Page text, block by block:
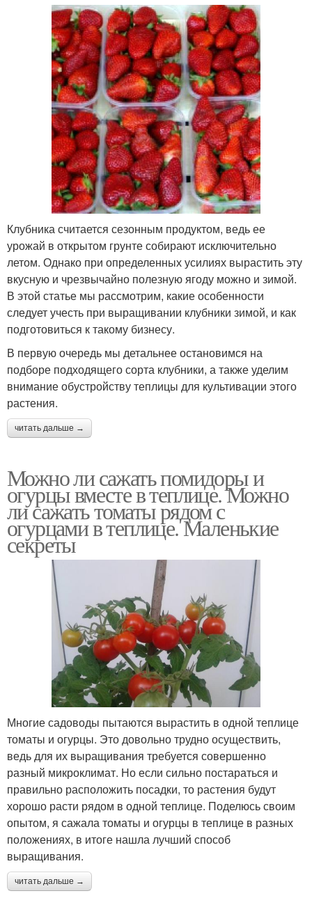
Клубника считается сезонным продуктом, ведь ее
урожай в открытом грунте собирают исключительно
летом. Однако при определенных усилиях вырастить эту
вкусную и чрезвычайно полезную ягоду можно и зимой.
В этой статье мы рассмотрим, какие особенности
следует учесть при выращивании клубники зимой, и как
подготовиться к такому бизнесу.
В первую очередь мы детальнее остановимся на
подборе подходящего сорта клубники, а также уделим
внимание обустройству теплицы для культивации этого
растения.
читать дальше →
Можно ли сажать помидоры и
огурцы вместе в теплице. Можно
ли сажать томаты рядом с
огурцами в теплице. Маленькие
секреты
Многие садоводы пытаются вырастить в одной теплице
томаты и огурцы. Это довольно трудно осуществить,
ведь для их выращивания требуется совершенно
разный микроклимат. Но если сильно постараться и
правильно расположить посадки, то растения будут
хорошо расти рядом в одной теплице. Поделюсь своим
опытом, я сажала томаты и огурцы в теплице в разных
положениях, в итоге нашла лучший способ
выращивания.
читать дальше →